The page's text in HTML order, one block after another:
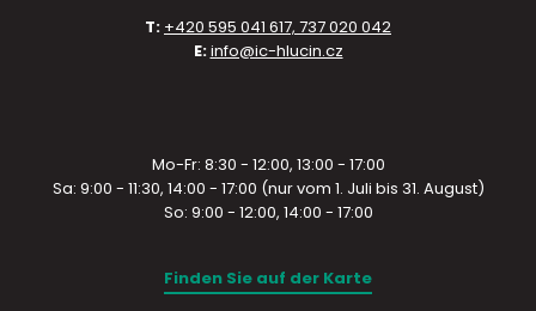
T: +420 595 041 617, 737 020 042
E:info@ic-hlucin.cz
Mo-Fr: 8:30 - 12:00, 13:00 - 17:00
Sa: 9:00 - 11:30, 14:00 - 17:00 (nur vom 1. Juli bis 31. August)
So: 9:00 - 12:00, 14:00 - 17:00
Finden Sie auf der Karte